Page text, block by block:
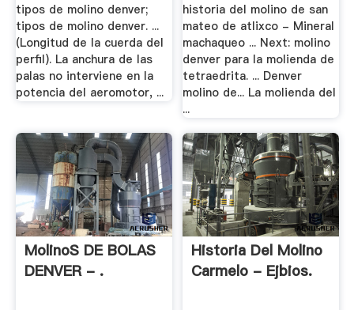
tipos de molino denver;
tipos de molino denver. ...
(Longitud de la cuerda del
perfil). La anchura de las
palas no interviene en la
potencia del aeromotor, ...
historia del molino de san
mateo de atlixco - Mineral
machaqueo ... Next: molino
denver para la molienda de
tetraedrita. ... Denver
molino de... La molienda del
...
MolinoS DE BOLAS
DENVER - .
Historia Del Molino
Carmelo - Ejbios.